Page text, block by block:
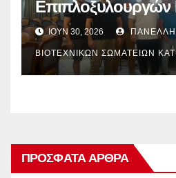
Καβάλας
ΙΟΎΝ 30, 2026
ΒΙΟΤΕΧΝΙΚΏΝ ΣΩΜΑΤΕΊΩΝ
ΠΡΌΣΦΑΤΑ ΆΡΘΡΑ